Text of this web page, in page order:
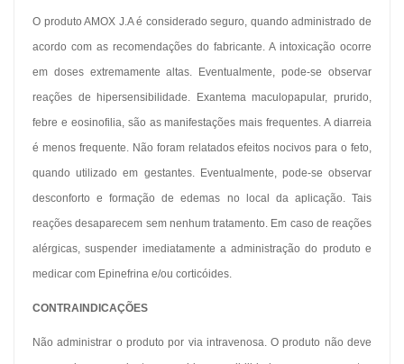
O produto AMOX J.A é considerado seguro, quando administrado de
acordo com as recomendações do fabricante. A intoxicação ocorre
em doses extremamente altas. Eventualmente, pode-se observar
reações de hipersensibilidade. Exantema maculopapular, prurido,
febre e eosinofilia, são as manifestações mais frequentes. A diarreia
é menos frequente. Não foram relatados efeitos nocivos para o feto,
quando utilizado em gestantes. Eventualmente, pode-se observar
desconforto e formação de edemas no local da aplicação. Tais
reações desaparecem sem nenhum tratamento. Em caso de reações
alérgicas, suspender imediatamente a administração do produto e
medicar com Epinefrina e/ou corticóides.
CONTRAINDICAÇÕES
Não administrar o produto por via intravenosa. O produto não deve